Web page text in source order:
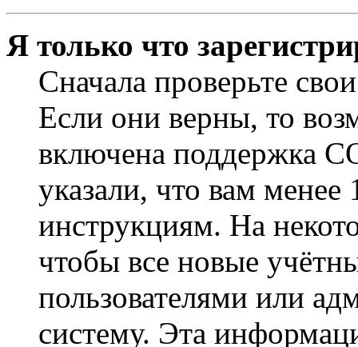
Я только что
Сначала проверьте
Если они верны, то
включена поддержка
указали, что вам
инструкциям. На
чтобы все новые
пользователями или
систему. Эта